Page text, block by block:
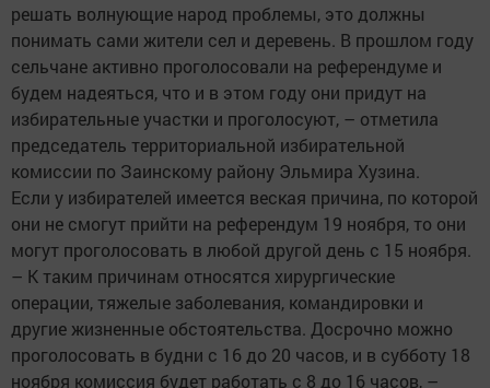
решать волнующие народ проблемы, это должны
понимать сами жители сел и деревень. В прошлом году
сельчане активно проголосовали на референдуме и
будем надеяться, что и в этом году они придут на
избирательные участки и проголосуют, – отметила
председатель территориальной избирательной
комиссии по Заинскому району Эльмира Хузина.
Если у избирателей имеется веская причина, по которой
они не смогут прийти на референдум 19 ноября, то они
могут проголосовать в любой другой день с 15 ноября.
– К таким причинам относятся хирургические
операции, тяжелые заболевания, командировки и
другие жизненные обстоятельства. Досрочно можно
проголосовать в будни с 16 до 20 часов, и в субботу 18
ноября комиссия будет работать с 8 до 16 часов, –